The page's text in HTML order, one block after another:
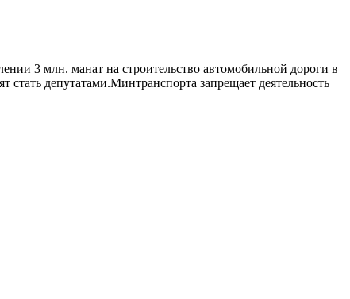
3 млн. манат на строительство автомобильной дороги в
депутатами.Минтранспорта запрещает деятельность